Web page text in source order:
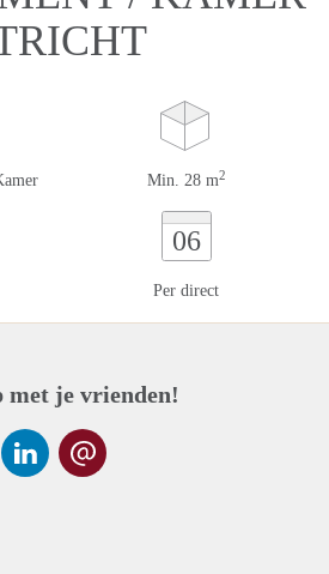
Min. 28 m2
06
Per direct
met je vrienden!